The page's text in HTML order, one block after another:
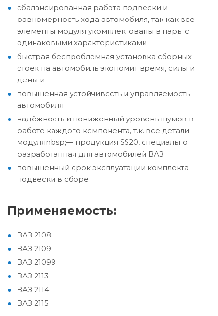
сбалансированная работа подвески и
равномерность хода автомобиля, так как все
элементы модуля укомплектованы в пары с
одинаковыми характеристиками
быстрая беспроблемная установка сборных
стоек на автомобиль экономит время, силы и
деньги
повышенная устойчивость и управляемость
автомобиля
надёжность и пониженный уровень шумов в
работе каждого компонента, т.к. все детали
модуляnbsp;— продукция SS20, специально
разработанная для автомобилей ВАЗ
повышенный срок эксплуатации комплекта
подвески в сборе
Применяемость:
ВАЗ 2108
ВАЗ 2109
ВАЗ 21099
ВАЗ 2113
ВАЗ 2114
ВАЗ 2115